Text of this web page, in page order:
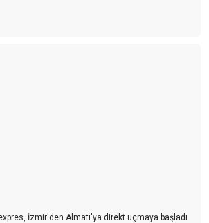
İzmir'den Almatı'ya direkt uçmaya başladı